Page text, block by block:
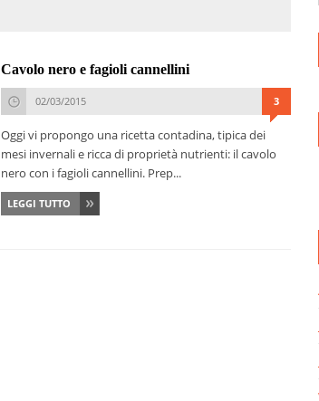
Cavolo nero e fagioli cannellini
02/03/2015 3
Oggi vi propongo una ricetta contadina, tipica dei
mesi invernali e ricca di proprietà nutrienti: il cavolo
nero con i fagioli cannellini. Prep...
LEGGI TUTTO